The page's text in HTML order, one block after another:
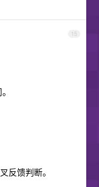
15
反馈判断。